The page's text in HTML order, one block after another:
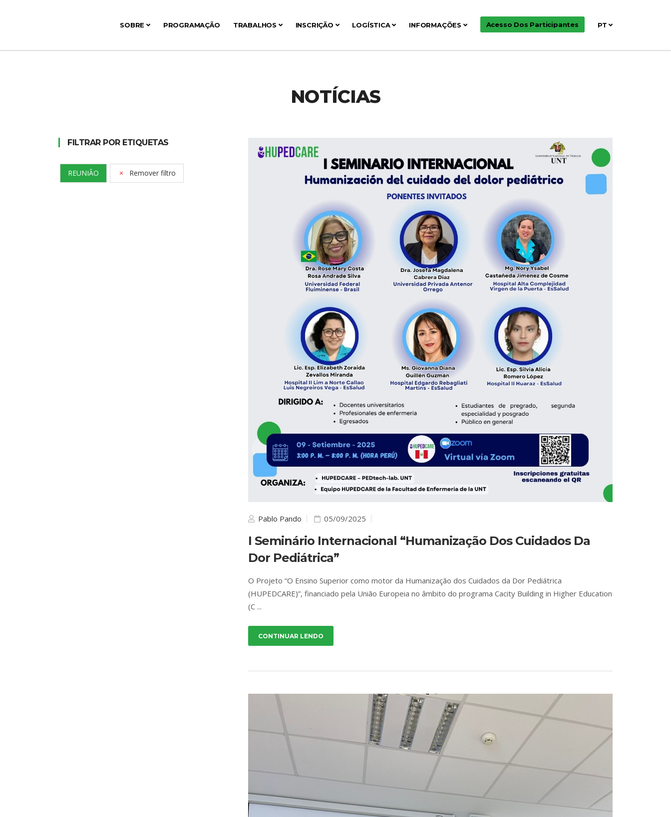
SOBRE PROGRAMAÇÃO TRABALHOS INSCRIÇÃO LOGÍSTICA INFORMAÇÕES Acesso Dos Participantes PT
NOTÍCIAS
FILTRAR POR ETIQUETAS
REUNIÃO Remover filtro
Pablo Pando 05/09/2025
I Seminário Internacional “Humanização Dos Cuidados Da
Dor Pediátrica”
O Projeto “O Ensino Superior como motor da Humanização dos Cuidados da Dor Pediátrica
(HUPEDCARE)”, financiado pela União Europeia no âmbito do programa Cacity Building in Higher Education
(C ...
CONTINUAR LENDO